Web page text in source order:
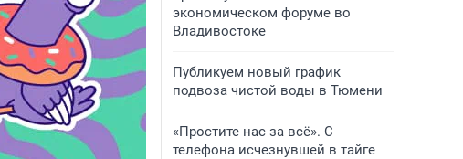
экономическом форуме во
Владивостоке
Публикуем новый график
подвоза чистой воды в Тюмени
«Простите нас за всё». С
телефона исчезнувшей в тайге